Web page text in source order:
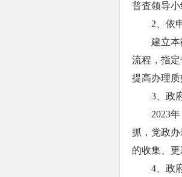
普査领导
2、依
建立
流程，指
提高办理
3、政
2023
抓，党政
的收集、
4、政